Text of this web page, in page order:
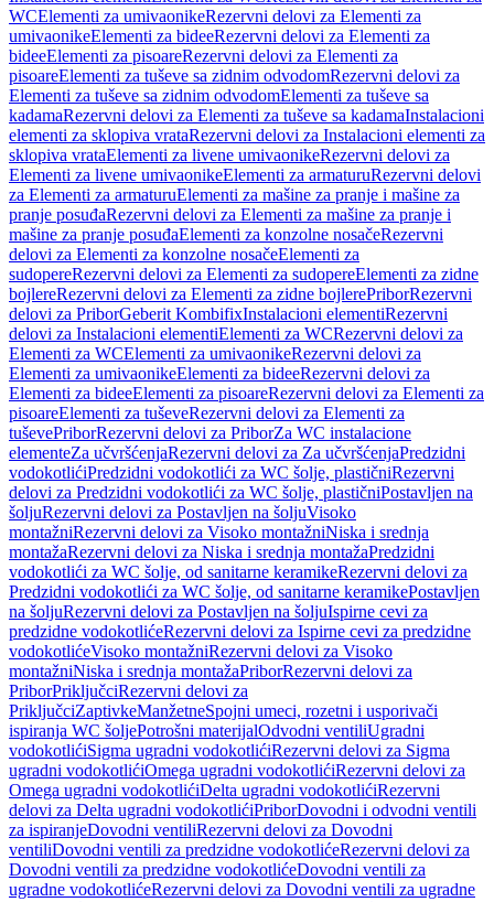
WCElementi za umivaonikeRezervni delovi za Elementi za
umivaonikeElementi za bideeRezervni delovi za Elementi za
bideeElementi za pisoareRezervni delovi za Elementi za
pisoareElementi za tuševe sa zidnim odvodomRezervni delovi za
Elementi za tuševe sa zidnim odvodomElementi za tuševe sa
kadamaRezervni delovi za Elementi za tuševe sa kadamaInstalacioni
elementi za sklopiva vrataRezervni delovi za Instalacioni elementi za
sklopiva vrataElementi za livene umivaonikeRezervni delovi za
Elementi za livene umivaonikeElementi za armaturuRezervni delovi
za Elementi za armaturuElementi za mašine za pranje i mašine za
pranje posuđaRezervni delovi za Elementi za mašine za pranje i
mašine za pranje posuđaElementi za konzolne nosačeRezervni
delovi za Elementi za konzolne nosačeElementi za
sudopereRezervni delovi za Elementi za sudopereElementi za zidne
bojlereRezervni delovi za Elementi za zidne bojlerePriborRezervni
delovi za PriborGeberit KombifixInstalacioni elementiRezervni
delovi za Instalacioni elementiElementi za WCRezervni delovi za
Elementi za WCElementi za umivaonikeRezervni delovi za
Elementi za umivaonikeElementi za bideeRezervni delovi za
Elementi za bideeElementi za pisoareRezervni delovi za Elementi za
pisoareElementi za tuševeRezervni delovi za Elementi za
tuševePriborRezervni delovi za PriborZa WC instalacione
elementeZa učvršćenjaRezervni delovi za Za učvršćenjaPredzidni
vodokotlićiPredzidni vodokotlići za WC šolje, plastičniRezervni
delovi za Predzidni vodokotlići za WC šolje, plastičniPostavljen na
šoljuRezervni delovi za Postavljen na šoljuVisoko
montažniRezervni delovi za Visoko montažniNiska i srednja
montažaRezervni delovi za Niska i srednja montažaPredzidni
vodokotlići za WC šolje, od sanitarne keramikeRezervni delovi za
Predzidni vodokotlići za WC šolje, od sanitarne keramikePostavljen
na šoljuRezervni delovi za Postavljen na šoljuIspirne cevi za
predzidne vodokotlićeRezervni delovi za Ispirne cevi za predzidne
vodokotlićeVisoko montažniRezervni delovi za Visoko
montažniNiska i srednja montažaPriborRezervni delovi za
PriborPriključciRezervni delovi za
PriključciZaptivkeManžetneSpojni umeci, rozetni i usporivači
ispiranja WC šoljePotrošni materijalOdvodni ventiliUgradni
vodokotlićiSigma ugradni vodokotlićiRezervni delovi za Sigma
ugradni vodokotlićiOmega ugradni vodokotlićiRezervni delovi za
Omega ugradni vodokotlićiDelta ugradni vodokotlićiRezervni
delovi za Delta ugradni vodokotlićiPriborDovodni i odvodni ventili
za ispiranjeDovodni ventiliRezervni delovi za Dovodni
ventiliDovodni ventili za predzidne vodokotlićeRezervni delovi za
Dovodni ventili za predzidne vodokotlićeDovodni ventili za
ugradne vodokotlićeRezervni delovi za Dovodni ventili za ugradne